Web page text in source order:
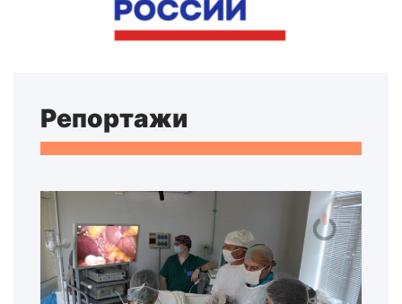
Репортажи